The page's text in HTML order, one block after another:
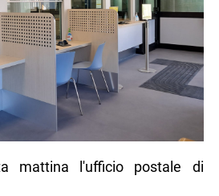
mattina l'ufficio postale di